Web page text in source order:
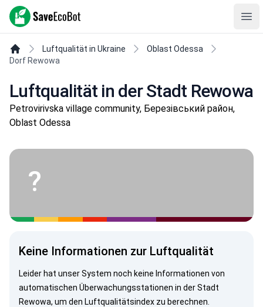
SaveEcoBot
Luftqualität in Ukraine
Oblast Odessa
Dorf Rewowa
Luftqualität in der Stadt Rewowa
Petrovirivska village community, Березівський район,
Oblast Odessa
?
Keine Informationen zur Luftqualität
Leider hat unser System noch keine Informationen von
automatischen Überwachungsstationen in der Stadt
Rewowa, um den Luftqualitätsindex zu berechnen.